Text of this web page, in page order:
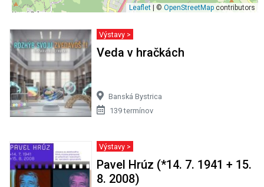
Leaflet | © OpenStreetMap contributors
Výstavy >
Veda v hračkách
Banská Bystrica
139 termínov
Výstavy >
Pavel Hrúz (*14. 7. 1941 + 15.
8. 2008)